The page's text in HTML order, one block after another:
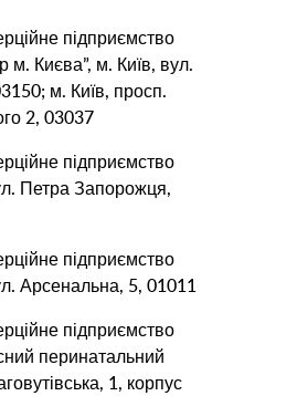
підприємство
м. Києва”, м. Київ, вул.
м. Київ, просп.
2, 03037
підприємство
Петра Запорожця,
підприємство
Арсенальна, 5, 01011
підприємство
перинатальний
1, корпус